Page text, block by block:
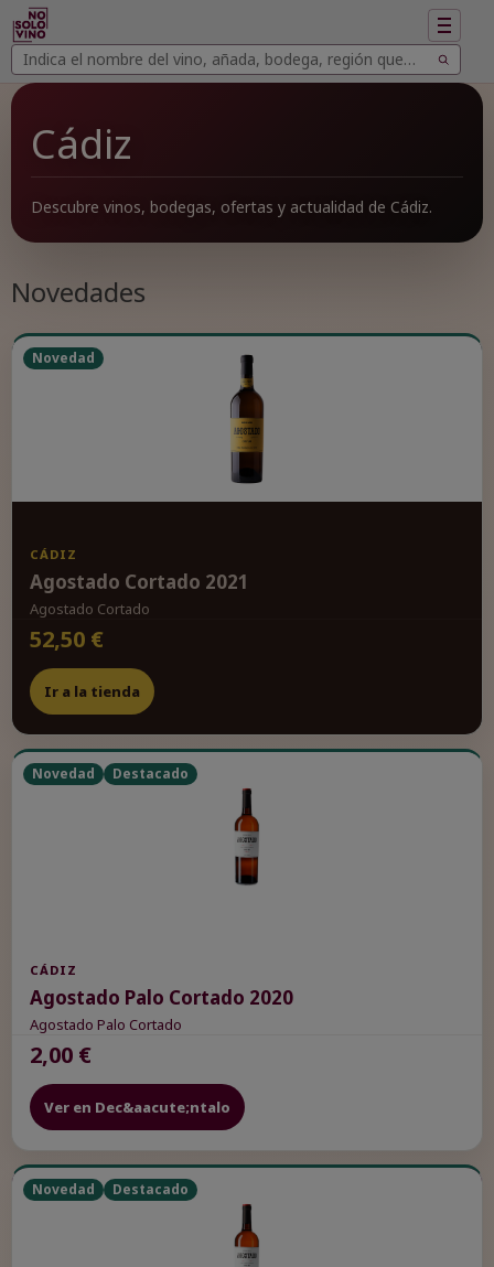
Buscar
vinos
Buscar
Mostrar
Cádiz
Descubre vinos, bodegas, ofertas y actualidad de Cádiz.
Novedades
Novedad
CÁDIZ
Agostado Cortado 2021
Agostado Cortado
52,50 €
Ir a la tienda
Novedad Destacado
CÁDIZ
Agostado Palo Cortado 2020
Agostado Palo Cortado
2,00 €
Ver en Dec&aacute;ntalo
Novedad Destacado